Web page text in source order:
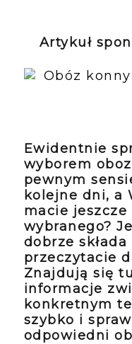
Artykuł
Ewidentnie
wyborem
pewnym
kolejne dni, a
macie
wybranego?
dobrze
przeczytacie
Znajdują się
informacje
konkretnym
szybko i
odpowiedni